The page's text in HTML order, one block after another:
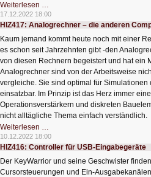
Weiterlesen …
ESP-
NOW
auch
Smart
Home
17.12.2022 18:00
HIZ417: Analogrechner – die anderen
Kaum jemand kommt heute noch mit einer
es schon seit Jahrzehnten gibt -den
von diesen Rechnern begeistert und hat ein
Analogrechner sind von der Arbeitsweise
vergleiche. Sie sind optimal für
einsatzbar. Im Prinzip ist das Herz immer
Operationsverstärkern und diskreten
nicht alltägliche Thema einfach verständlich.
Weiterlesen …
Analogrechner
–
die
Computer
10.12.2022 18:00
HIZ416: Controller für USB-Eingabegeräte
Der KeyWarrior und seine Geschwister
Cursorsteuerungen und Ein-